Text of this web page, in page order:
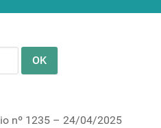
nº 1235 – 24/04/2025